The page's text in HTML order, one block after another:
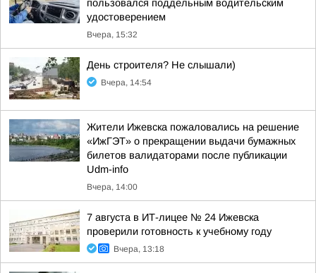
пользовался поддельным водительским
удостоверением
Вчера, 15:32
День строителя? Не слышали)
Вчера, 14:54
Жители Ижевска пожаловались на решение
«ИжГЭТ» о прекращении выдачи бумажных
билетов валидаторами после публикации
Udm-info
Вчера, 14:00
7 августа в ИТ-лицее № 24 Ижевска
проверили готовность к учебному году
Вчера, 13:18